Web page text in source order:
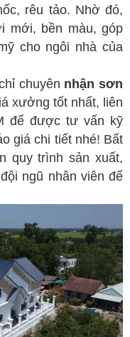
rêu tảo. Nhờ đó,
mới, bền màu, góp
cho ngôi nhà của
chuyên nhận sơn
xưởng tốt nhất, liên
để được tư vấn kỹ
giá chi tiết nhé! Bất
quy trình sản xuất,
ngũ nhân viên để